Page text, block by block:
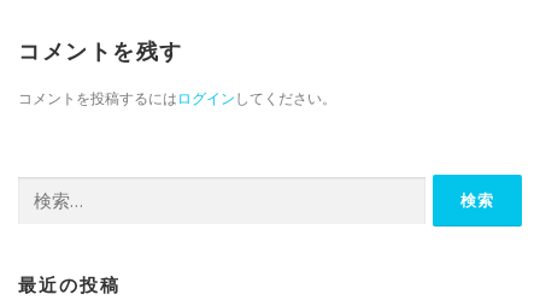
コメントを残す
コメントを投稿するにはログインしてください。
検索:
最近の投稿